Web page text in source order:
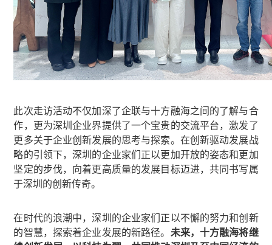
此次走访活动不仅加深了企联与十方融海之间的了解与合
作，更为深圳企业界提供了一个宝贵的交流平台，激发了
更多关于企业创新发展的思考与探索。在创新驱动发展战
略的引领下，深圳的企业家们正以更加开放的姿态和更加
坚定的步伐，向着更高质量的发展目标迈进，共同书写属
于深圳的创新传奇。
在时代的浪潮中，深圳的企业家们正以不懈的努力和创新
的智慧，探索着企业发展的新路径。 未来，十方融海将继